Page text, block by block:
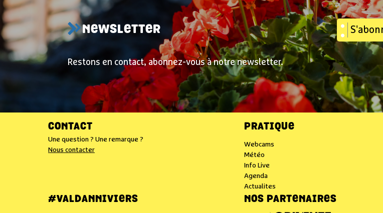
NEWSLETTER
Restons en contact, abonnez-vous à notre newsletter.
CONTACT
Une question ? Une remarque ?
Nous contacter
PRATIQUE
Webcams
Météo
Info Live
Agenda
Actualites
#VALDANNIVIERS NOS PARTENAIRES